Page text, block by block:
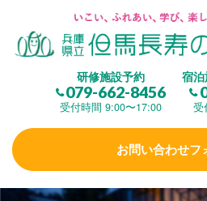
研修施設予約
079-662-8456
受付時間 9:00〜17:00
宿
受
お問い合わせフ
但馬長寿の郷とは
(研修施設)
楽しむ